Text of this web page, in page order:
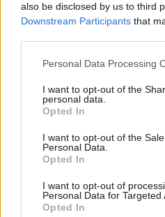
also be disclosed by us to third
Downstream Participants that
Personal Data Processing
I want to opt-out of the
personal data.
Opted In
I want to opt-out of the
Personal Data.
Opted In
I want to opt-out of
Personal Data for Targeted
Opted In
*Visas cenas portālā
noteikumi
Saistītie notikumi